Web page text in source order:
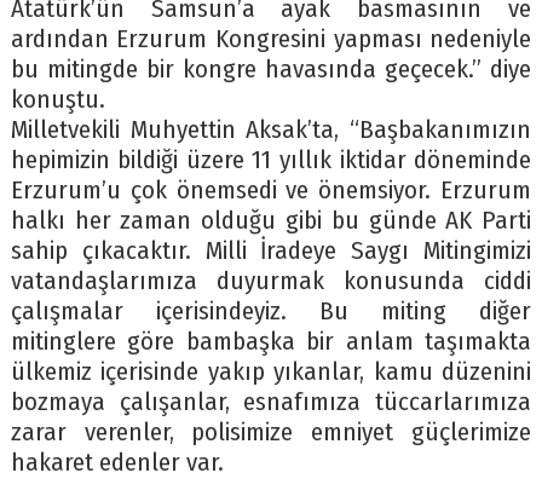
Atatürk’ün Samsun’a ayak basmasının ve
ardından Erzurum Kongresini yapması nedeniyle
bu mitingde bir kongre havasında geçecek.” diye
konuştu.
Milletvekili Muhyettin Aksak’ta, “Başbakanımızın
hepimizin bildiği üzere 11 yıllık iktidar döneminde
Erzurum’u çok önemsedi ve önemsiyor. Erzurum
halkı her zaman olduğu gibi bu günde AK Parti
sahip çıkacaktır. Milli İradeye Saygı Mitingimizi
vatandaşlarımıza duyurmak konusunda ciddi
çalışmalar içerisindeyiz. Bu miting diğer
mitinglere göre bambaşka bir anlam taşımakta
ülkemiz içerisinde yakıp yıkanlar, kamu düzenini
bozmaya çalışanlar, esnafımıza tüccarlarımıza
zarar verenler, polisimize emniyet güçlerimize
hakaret edenler var.